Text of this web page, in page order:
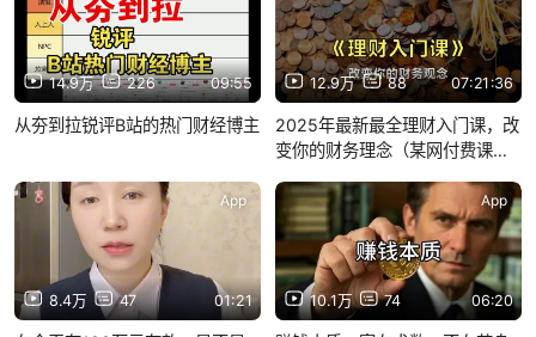
14.9万 226 09:55
从夯到拉锐评B站的热门财经博主
12.9万 88 07:21:36
2025年最新最全理财入门课，改
变你的财务理念（某网付费课
8.4万 47 01:21
App
10.1万 74 06:20
App